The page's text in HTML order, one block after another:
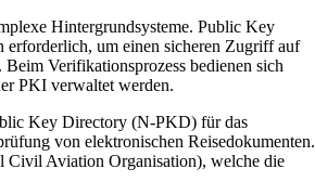
Hintergrundsysteme. Public Key
um einen sicheren Zugriff auf
Verifikationsprozess bedienen sich
PKI verwaltet werden.
Key Directory (N-PKD) für das
von elektronischen Reisedokumenten.
Civil Aviation Organisation), welche die